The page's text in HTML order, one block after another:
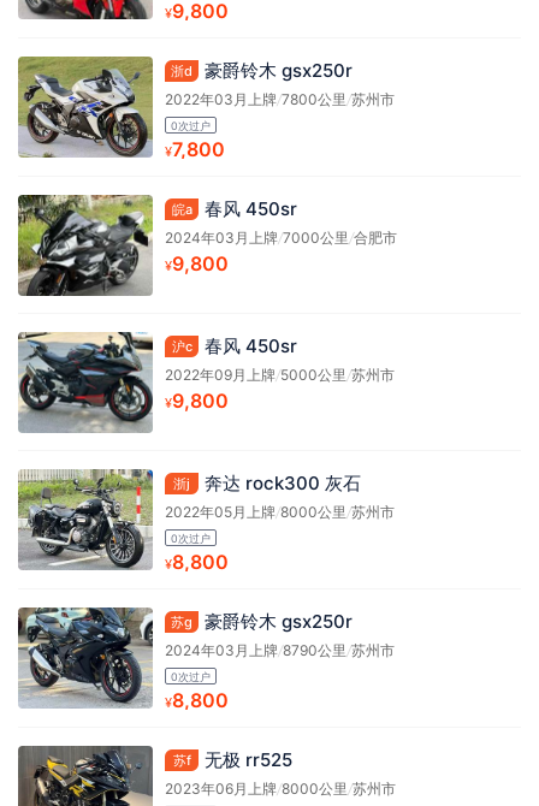
¥9,800
浙d 豪爵铃木 gsx250r
2022年03月上牌/7800公里 /苏州市
0次过户
¥7,800
皖a 春风 450sr
2024年03月上牌/7000公里 /合肥市
¥9,800
沪c 春风 450sr
2022年09月上牌/5000公里 /苏州市
¥9,800
浙j 奔达 rock300 灰石
2022年05月上牌/8000公里 /苏州市
0次过户
¥8,800
苏g 豪爵铃木 gsx250r
2024年03月上牌/8790公里 /苏州市
0次过户
¥8,800
苏f 无极 rr525
2023年06月上牌/8000公里 /苏州市